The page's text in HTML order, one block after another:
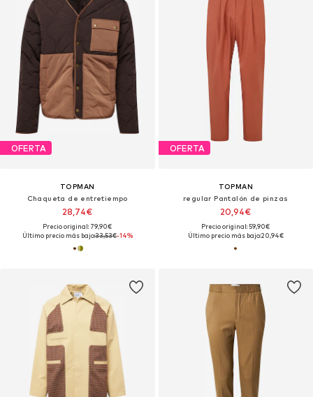
OFERTA
TOPMAN
Chaqueta de entretiempo
28,74€
Precio original: 79,90€
Último precio más bajo:33,53€-14%
OFERTA
TOPMAN
regular Pantalón de pinzas
20,94€
Precio original: 59,90€
Último precio más bajo:20,94€